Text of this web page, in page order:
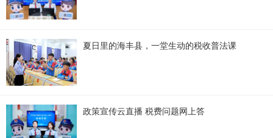
夏日里的海丰县，一堂生动的税收普法课
政策宣传云直播 税费问题网上答